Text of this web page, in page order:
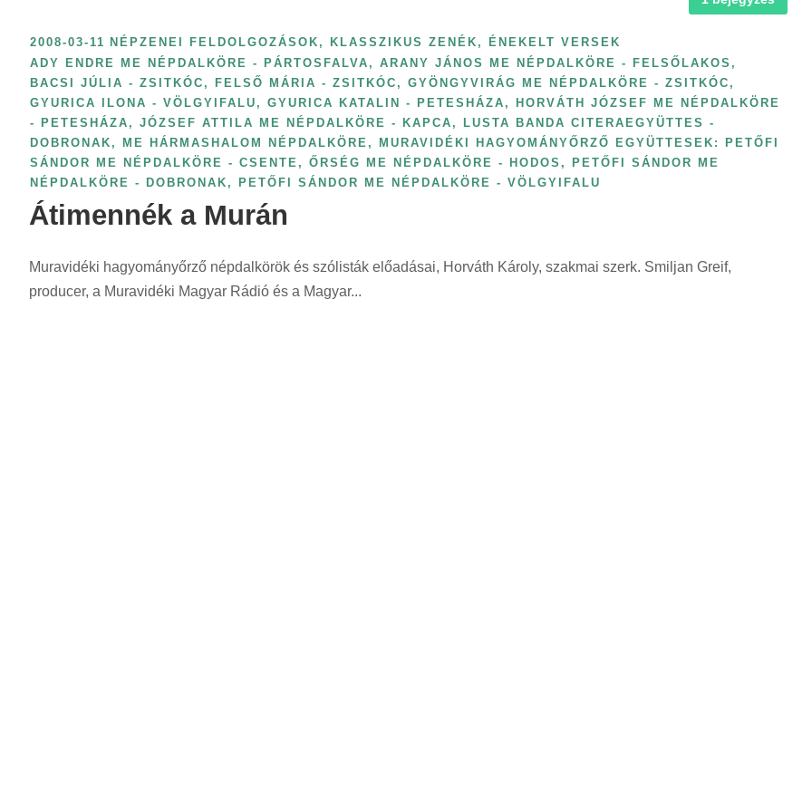
:
a
t
e
g
ó
r
i
a
é
v
s
z
á
z
r
i
r
o
l
á
s
:
2008-03-11 NÉPZENEI FELDOLGOZÁSOK, KLASSZIKUS ZENÉK, ÉNEKELT VERSEK
ADY ENDRE ME NÉPDALKÖRE - PÁRTOSFALVA , ARANY JÁNOS ME NÉPDALKÖRE - FELSŐLAKOS ,
BACSI JÚLIA - ZSITKÓC , FELSŐ MÁRIA - ZSITKÓC , GYÖNGYVIRÁG ME NÉPDALKÖRE - ZSITKÓC ,
GYURICA ILONA - VÖLGYIFALU , GYURICA KATALIN - PETESHÁZA ,
HORVÁTH JÓZSEF ME NÉPDALKÖRE
- PETESHÁZA , JÓZSEF ATTILA ME NÉPDALKÖRE - KAPCA ,
LUSTA BANDA CITERAEGYÜTTES -
DOBRONAK , ME HÁRMASHALOM NÉPDALKÖRE ,
MURAVIDÉKI HAGYOMÁNYŐRZŐ EGYÜTTESEK: PETŐFI
SÁNDOR ME NÉPDALKÖRE - CSENTE , ŐRSÉG ME NÉPDALKÖRE - HODOS ,
PETŐFI SÁNDOR ME
NÉPDALKÖRE - DOBRONAK , PETŐFI SÁNDOR ME NÉPDALKÖRE - VÖLGYIFALU
Átimennék a Murán
Muravidéki hagyományőrző népdalkörök és szólisták előadásai, Horváth Károly, szakmai szerk. Smiljan Greif,
producer, a Muravidéki Magyar Rádió és a Magyar...